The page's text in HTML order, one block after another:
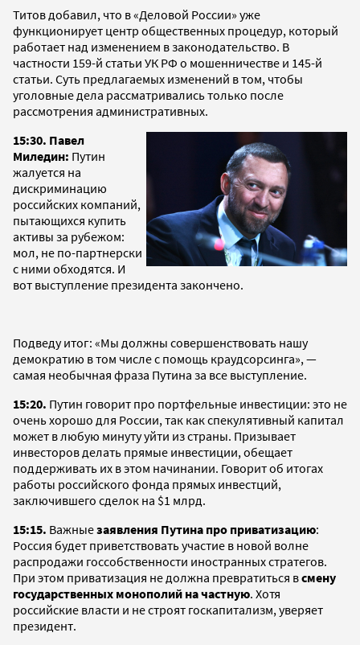
Титов добавил, что в «Деловой России» уже
функционирует центр общественных процедур, который
работает над изменением в законодательство. В
частности 159-й статьи УК РФ о мошенничестве и 145-й
статьи. Суть предлагаемых изменений в том, чтобы
уголовные дела рассматривались только после
рассмотрения административных.
15:30. Павел
Миледин: Путин
жалуется на
дискриминацию
российских компаний,
пытающихся купить
активы за рубежом:
мол, не по-партнерски
с ними обходятся. И
вот выступление президента закончено.
Подведу итог: «Мы должны совершенствовать нашу
демократию в том числе с помощь краудсорсинга», —
самая необычная фраза Путина за все выступление.
15:20. Путин говорит про портфельные инвестиции: это не
очень хорошо для России, так как спекулятивный капитал
может в любую минуту уйти из страны. Призывает
инвесторов делать прямые инвестиции, обещает
поддерживать их в этом начинании. Говорит об итогах
работы российского фонда прямых инвестций,
заключившего сделок на $1 млрд.
15:15. Важныезаявления Путина про приватизацию:
Россия будет приветствовать участие в новой волне
распродажи госсобственности иностранных стратегов.
При этом приватизация не должна превратиться всмену
государственных монополий на частную. Хотя
российские власти и не строят госкапитализм, уверяет
президент.